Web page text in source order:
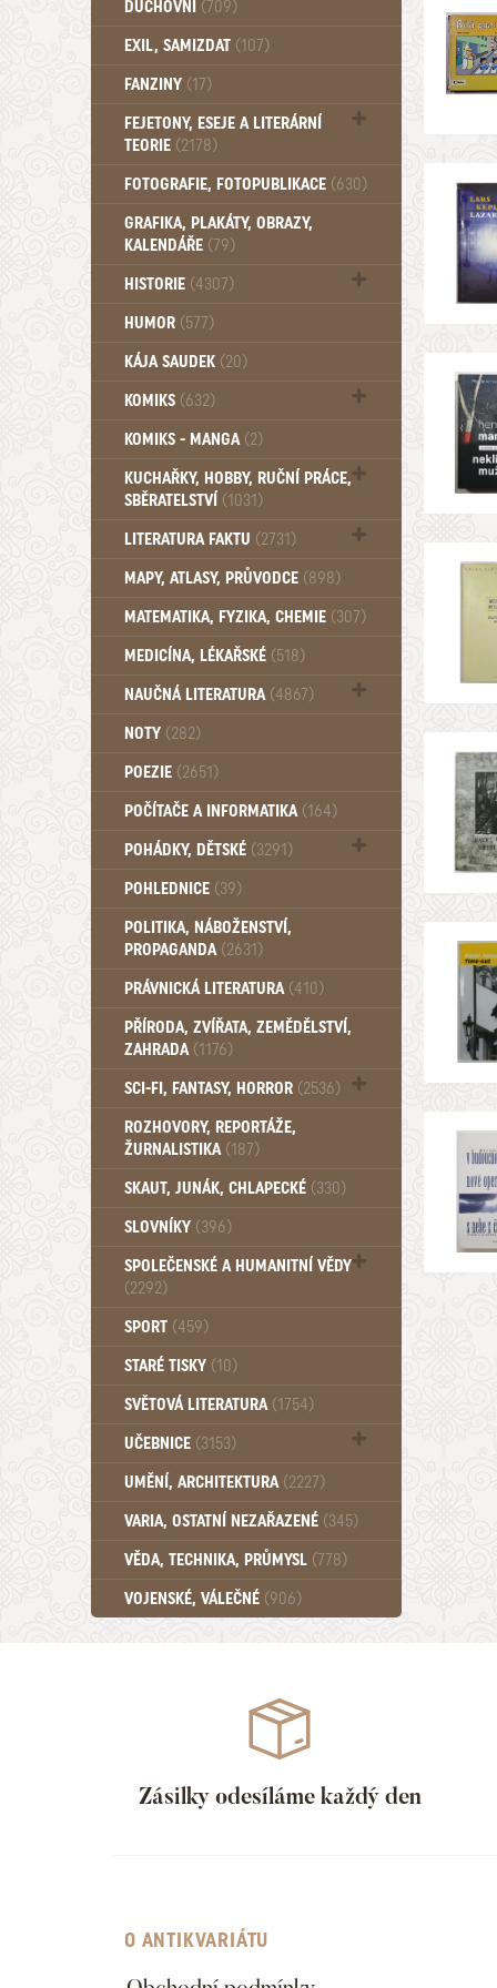
DUCHOVNÍ (709)
Okultismus (110)
EXIL, SAMIZDAT (107)
FANZINY (17)
FEJETONY, ESEJE A LITERÁRNÍ
TEORIE (2178)
Citáty, aforismy, snáře, přísloví,
FOTOGRAFIE, FOTOPUBLIKACE (630)
GRAFIKA, PLAKÁTY, OBRAZY,
KALENDÁŘE (79)
HISTORIE (4307)
Mytologie, Mýty, Báje, Pověsti (203)
HUMOR (577)
KÁJA SAUDEK (20)
KOMIKS (632)
Komiks - Čtyřlístek (234)
KOMIKS - MANGA (2)
KUCHAŘKY, HOBBY, RUČNÍ PRÁCE,
SBĚRATELSTVÍ (1031)
Dům a byt (102)
LITERATURA FAKTU (2731)
Katalogy (503)
MAPY, ATLASY, PRŮVODCE (898)
MATEMATIKA, FYZIKA, CHEMIE (307)
MEDICÍNA, LÉKAŘSKÉ (518)
NAUČNÁ LITERATURA (4867)
Zdraví a zdraví životní styl (510)
NOTY (282)
POEZIE (2651)
POČÍTAČE A INFORMATIKA (164)
POHÁDKY, DĚTSKÉ (3291)
Pro děti a mládež (2887)
Pohádky, Dětské - Od roku 1949 (257)
POHLEDNICE (39)
POLITIKA, NÁBOŽENSTVÍ,
PROPAGANDA (2631)
PRÁVNICKÁ LITERATURA (410)
PŘÍRODA, ZVÍŘATA, ZEMĚDĚLSTVÍ,
ZAHRADA (1176)
SCI-FI, FANTASY, HORROR (2536)
UFO (14)
ROZHOVORY, REPORTÁŽE,
ŽURNALISTIKA (187)
SKAUT, JUNÁK, CHLAPECKÉ (330)
SLOVNÍKY (396)
SPOLEČENSKÉ A HUMANITNÍ VĚDY
(2292)
Pedagogika (191)
Psychologie a osobní rozvoj (761)
SPORT (459)
STARÉ TISKY (10)
SVĚTOVÁ LITERATURA (1754)
UČEBNICE (3153)
Učebnice - Jazykové (1297)
Učebnice - VŠ (259)
Učebnice - ZŠ (556)
Učebnice - Ostatní (499)
UMĚNÍ, ARCHITEKTURA (2227)
VARIA, OSTATNÍ NEZAŘAZENÉ (345)
VĚDA, TECHNIKA, PRŮMYSL (778)
VOJENSKÉ, VÁLEČNÉ (906)
Zásilky odesíláme každý den
O ANTIKVARIÁTU